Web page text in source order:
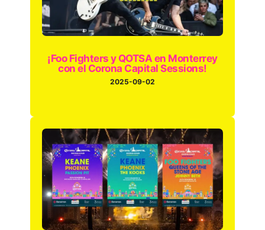
¡Foo Fighters y QOTSA en Monterrey
con el Corona Capital Sessions!
2025-09-02